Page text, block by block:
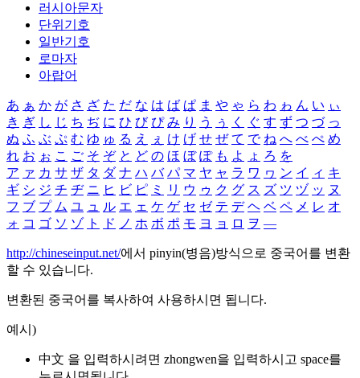
러시아문자
단위기호
일반기호
로마자
아랍어
あ ぁ か が さ ざ た だ な は ば ぱ ま や ゃ ら わ ゎ ん い ぃ
き ぎ し じ ち ぢ に ひ び ぴ み り う ぅ く ぐ す ず つ づ っ
ぬ ふ ぶ ぷ む ゆ ゅ る え ぇ け げ せ ぜ て で ね へ べ ぺ め
れ お ぉ こ ご そ ぞ と ど の ほ ぼ ぽ も よ ょ ろ を
ア ァ カ サ ザ タ ダ ナ ハ バ パ マ ヤ ャ ラ ワ ヮ ン イ ィ キ
ギ シ ジ チ ヂ ニ ヒ ビ ピ ミ リ ウ ゥ ク グ ス ズ ツ ヅ ッ ヌ
フ ブ プ ム ユ ュ ル エ ェ ケ ゲ セ ゼ テ デ ヘ ベ ペ メ レ オ
ォ コ ゴ ソ ゾ ト ド ノ ホ ボ ポ モ ヨ ョ ロ ヲ ―
http://chineseinput.net/에서 pinyin(병음)방식으로 중국어를 변환
할 수 있습니다.
변환된 중국어를 복사하여 사용하시면 됩니다.
예시)
中文 을 입력하시려면 zhongwen을 입력하시고 space를